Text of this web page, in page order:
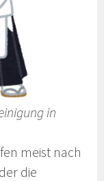
in
meist nach
die